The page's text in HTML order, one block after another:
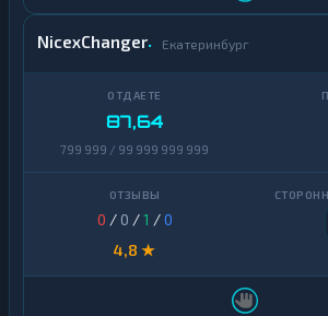
NicexChanger Екатеринбург
87,64
799 999 / 99 999 999 999
0 / 0 /1 /0
4,8 ★